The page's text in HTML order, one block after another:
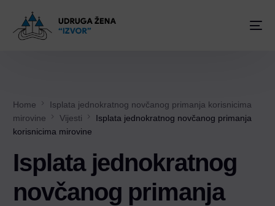
Home
Isplata jednokratnog novčanog primanja korisnicima
mirovine
Vijesti
Isplata jednokratnog novčanog primanja
korisnicima mirovine
Isplata jednokratnog
novčanog primanja